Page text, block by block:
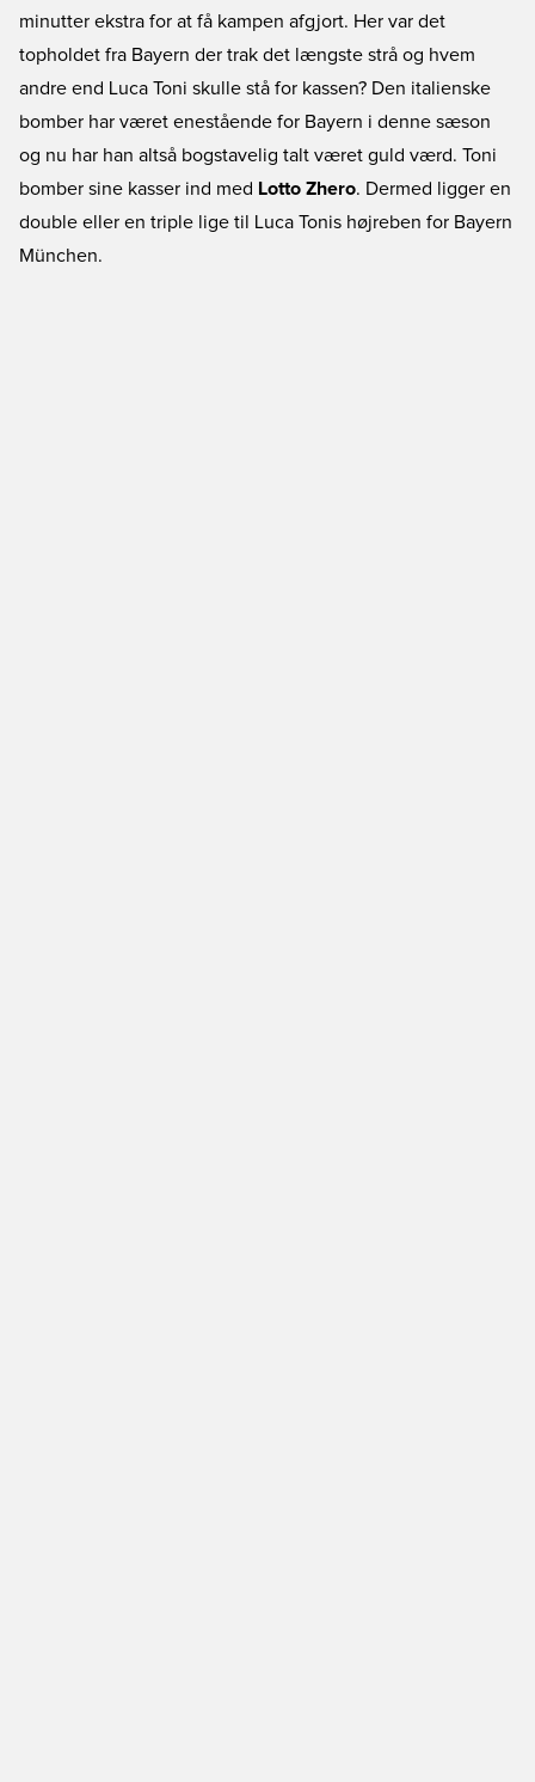
minutter ekstra for at få kampen afgjort. Her var det
topholdet fra Bayern der trak det længste strå og hvem
andre end Luca Toni skulle stå for kassen? Den italienske
bomber har været enestående for Bayern i denne sæson
og nu har han altså bogstavelig talt været guld værd. Toni
bomber sine kasser ind med Lotto Zhero. Dermed ligger en
double eller en triple lige til Luca Tonis højreben for Bayern
München.